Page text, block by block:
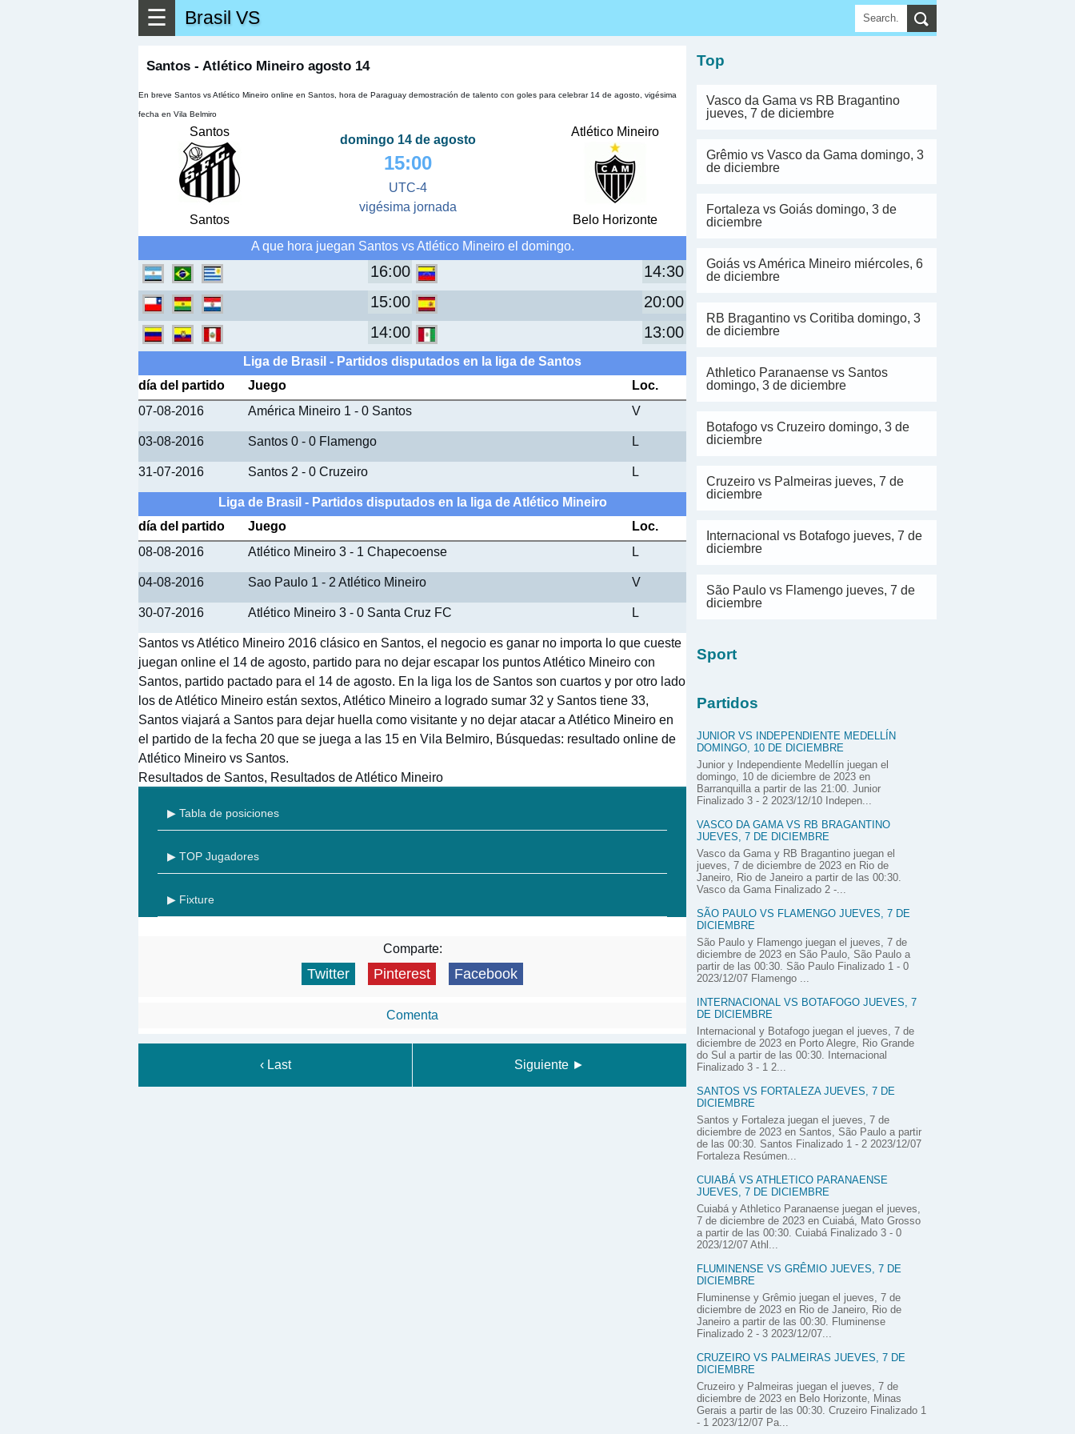
☰ Brasil VS
Santos - Atlético Mineiro agosto 14
En breve Santos vs Atlético Mineiro online en Santos, hora de Paraguay demostración de talento con goles para celebrar 14 de agosto, vigésima
fecha en Vila Belmiro
Santos
Santos
domingo 14 de agosto
15:00
UTC-4
vigésima jornada
Atlético Mineiro
Belo Horizonte
A que hora juegan Santos vs Atlético Mineiro el domingo.
16:00
14:30
15:00
20:00
14:00
13:00
Liga de Brasil - Partidos disputados en la liga de Santos
día del partido
Juego
Loc.
07-08-2016
América Mineiro 1 - 0 Santos V
03-08-2016 Santos 0 - 0 Flamengo L
31-07-2016 Santos 2 - 0 Cruzeiro L
Liga de Brasil - Partidos disputados en la liga de Atlético Mineiro
día del partido
Juego
Loc.
08-08-2016
Atlético Mineiro 3 - 1 Chapecoense L
04-08-2016 Sao Paulo 1 - 2 Atlético Mineiro V
30-07-2016 Atlético Mineiro 3 - 0 Santa Cruz FC L
Santos vs Atlético Mineiro 2016 clásico en Santos, el negocio es ganar no importa lo que cueste
juegan online el 14 de agosto, partido para no dejar escapar los puntos Atlético Mineiro con
Santos, partido pactado para el 14 de agosto. En la liga los de Santos son cuartos y por otro lado
los de Atlético Mineiro están sextos, Atlético Mineiro a logrado sumar 32 y Santos tiene 33,
Santos viajará a Santos para dejar huella como visitante y no dejar atacar a Atlético Mineiro en
el partido de la fecha 20 que se juega a las 15 en Vila Belmiro, Búsquedas: resultado online de
Atlético Mineiro vs Santos.
Resultados de Santos, Resultados de Atlético Mineiro
▶ Tabla de posiciones
▶ TOP Jugadores
▶ Fixture
Comparte:
Twitter Pinterest Facebook
Comenta
‹ Last Siguiente ►
Top
Vasco da Gama vs RB Bragantino
jueves, 7 de diciembre
Grêmio vs Vasco da Gama domingo, 3
de diciembre
Fortaleza vs Goiás domingo, 3 de
diciembre
Goiás vs América Mineiro miércoles, 6
de diciembre
RB Bragantino vs Coritiba domingo, 3
de diciembre
Athletico Paranaense vs Santos
domingo, 3 de diciembre
Botafogo vs Cruzeiro domingo, 3 de
diciembre
Cruzeiro vs Palmeiras jueves, 7 de
diciembre
Internacional vs Botafogo jueves, 7 de
diciembre
São Paulo vs Flamengo jueves, 7 de
diciembre
Sport
Partidos
JUNIOR VS INDEPENDIENTE MEDELLÍN
DOMINGO, 10 DE DICIEMBRE
Junior y Independiente Medellín juegan el
domingo, 10 de diciembre de 2023 en
Barranquilla a partir de las 21:00. Junior
Finalizado 3 - 2 2023/12/10 Indepen...
VASCO DA GAMA VS RB BRAGANTINO
JUEVES, 7 DE DICIEMBRE
Vasco da Gama y RB Bragantino juegan el
jueves, 7 de diciembre de 2023 en Rio de
Janeiro, Rio de Janeiro a partir de las 00:30.
Vasco da Gama Finalizado 2 -...
SÃO PAULO VS FLAMENGO JUEVES, 7 DE
DICIEMBRE
São Paulo y Flamengo juegan el jueves, 7 de
diciembre de 2023 en São Paulo, São Paulo a
partir de las 00:30. São Paulo Finalizado 1 - 0
2023/12/07 Flamengo ...
INTERNACIONAL VS BOTAFOGO JUEVES, 7
DE DICIEMBRE
Internacional y Botafogo juegan el jueves, 7 de
diciembre de 2023 en Porto Alegre, Rio Grande
do Sul a partir de las 00:30. Internacional
Finalizado 3 - 1 2...
SANTOS VS FORTALEZA JUEVES, 7 DE
DICIEMBRE
Santos y Fortaleza juegan el jueves, 7 de
diciembre de 2023 en Santos, São Paulo a partir
de las 00:30. Santos Finalizado 1 - 2 2023/12/07
Fortaleza Resúmen...
CUIABÁ VS ATHLETICO PARANAENSE
JUEVES, 7 DE DICIEMBRE
Cuiabá y Athletico Paranaense juegan el jueves,
7 de diciembre de 2023 en Cuiabá, Mato Grosso
a partir de las 00:30. Cuiabá Finalizado 3 - 0
2023/12/07 Athl...
FLUMINENSE VS GRÊMIO JUEVES, 7 DE
DICIEMBRE
Fluminense y Grêmio juegan el jueves, 7 de
diciembre de 2023 en Rio de Janeiro, Rio de
Janeiro a partir de las 00:30. Fluminense
Finalizado 2 - 3 2023/12/07...
CRUZEIRO VS PALMEIRAS JUEVES, 7 DE
DICIEMBRE
Cruzeiro y Palmeiras juegan el jueves, 7 de
diciembre de 2023 en Belo Horizonte, Minas
Gerais a partir de las 00:30. Cruzeiro Finalizado 1
- 1 2023/12/07 Pa...
▶ Ver más ▼